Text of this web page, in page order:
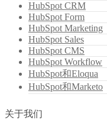
HubSpot CRM
HubSpot Form
HubSpot Marketing
HubSpot Sales
HubSpot CMS
HubSpot Workflow
HubSpot和Eloqua
HubSpot和Marketo
关于我们